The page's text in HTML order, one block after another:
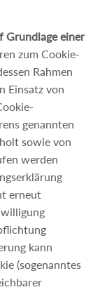
Grundlage einer
zum Cookie-
Rahmen
Einsatz von
genannten
sowie von
werden
erneut
kann
(sogenanntes